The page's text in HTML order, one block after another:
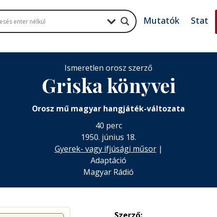
Mutatók Stat
Ismeretlen orosz szerző
Griska könyvei
Orosz mű magyar hangjáték-változata
40 perc
1950. június 18.
Gyerek- vagy ifjúsági műsor|
Adaptáció
Magyar Rádió